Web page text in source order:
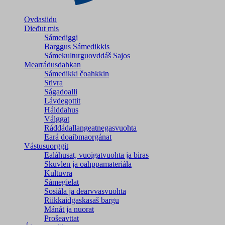
Ovdasiidu
Dieđut mis
Sámediggi
Barggus Sámedikkis
Sámekulturguovddáš Sajos
Mearrádusdahkan
Sámedikki čoahkkin
Stivra
Ságadoalli
Lávdegottit
Hálddahus
Válggat
Ráđđádallangeatnegas­vuohta
Eará doaibmaorgánat
Vástusuorggit
Ealáhusat, vuoigatvuohta ja biras
Skuvlen ja oahppamateriála
Kultuvra
Sámegielat
Sosiála ja dearvvasvuohta
Riikkaidgaskasaš bargu
Mánát ja nuorat
Prošeavttat